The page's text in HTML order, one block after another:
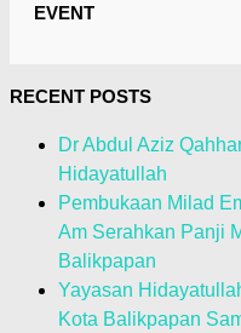
EVENT
RECENT POSTS
Dr Abdul Aziz
Hidayatullah
Pembukaan Milad
Am Serahkan Panji
Balikpapan
Yayasan
Kota Balikpapan